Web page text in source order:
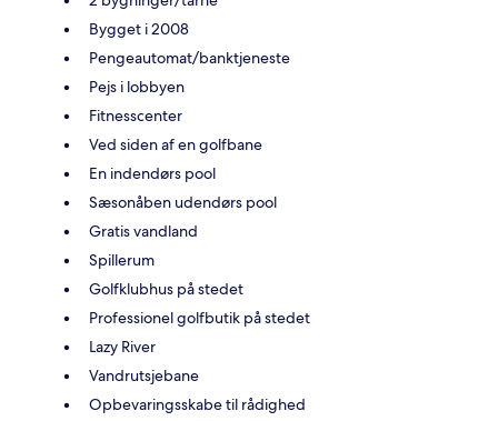
Bygget i 2008
Pengeautomat/banktjeneste
Pejs i lobbyen
Fitnesscenter
Ved siden af en golfbane
En indendørs pool
Sæsonåben udendørs pool
Gratis vandland
Spillerum
Golfklubhus på stedet
Professionel golfbutik på stedet
Lazy River
Vandrutsjebane
Opbevaringsskabe til rådighed